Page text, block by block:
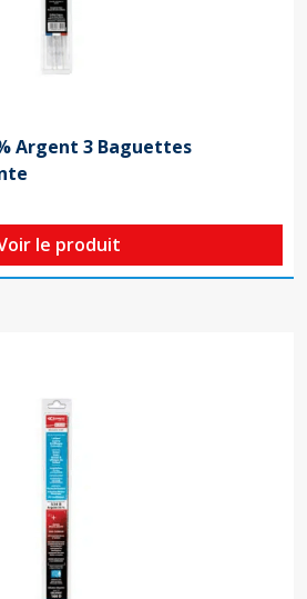
Argent 3 Baguettes
le produit